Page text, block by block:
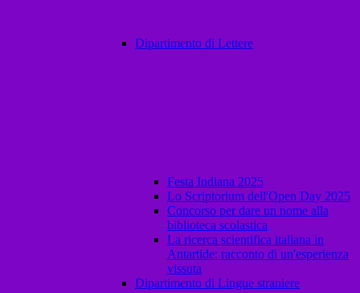
Dipartimento di Lettere
Festa Indiana 2025
Lo Scriptorium dell'Open Day 2025
Concorso per dare un nome alla
biblioteca scolastica
La ricerca scientifica italiana in
Antartide: racconto di un'esperienza
vissuta
Dipartimento di Lingue straniere